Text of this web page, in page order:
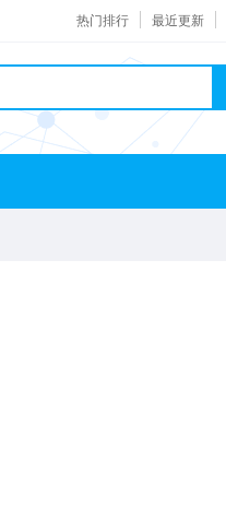
最近更新
热门排行